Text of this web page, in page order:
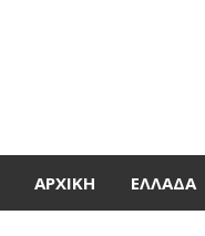
ΑΡΧΙΚΉ ΕΛΛΆΔΑ